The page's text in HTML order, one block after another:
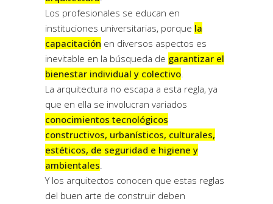
Los profesionales se educan en
instituciones universitarias, porque la
capacitación en diversos aspectos es
inevitable en la búsqueda de garantizar el
bienestar individual y colectivo.
La arquitectura no escapa a esta regla, ya
que en ella se involucran variados
conocimientos tecnológicos
constructivos, urbanísticos, culturales,
estéticos, de seguridad e higiene y
ambientales.
Y los arquitectos conocen que estas reglas
del buen arte de construir deben